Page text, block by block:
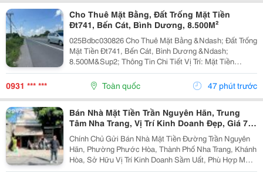
Cho Thuê Mặt Bằng, Đất Trống Mặt Tiền
Đt741, Bến Cát, Bình Dương, 8.500M²
025Bdbc030826 Cho Thuê Mặt Bằng &Ndash; Đất Trống
Mặt Tiền Đt741, Bến Cát, Bình Dương &Ndash;
8.500M&Sup2; Thông Tin Chi Tiết Vị Trí: Mặt Tiền
Đường Đt741, Tp. Bến Cát, Bình Dương. Tổng Diện
Tích: 8.500M&Sup2; Hiện Trạng: Đất Nông Nghiệp,
0931 *** *** Toàn quốc 47 phút trước
Bán Nhà Mặt Tiền Trần Nguyên Hãn, Trung
Tâm Nha Trang, Vị Trí Kinh Doanh Đẹp, Giá 7,4
Tỷ
Chính Chủ Gửi Bán Nhà Mặt Tiền Đường Trần Nguyên
Hãn, Phường Phước Hòa, Thành Phố Nha Trang, Khánh
Hòa, Sở Hữu Vị Trí Kinh Doanh Sầm Uất, Phù Hợp Mở
Cửa Hàng, Văn Phòng, Showroom Hoặc Đầu Tư Cho